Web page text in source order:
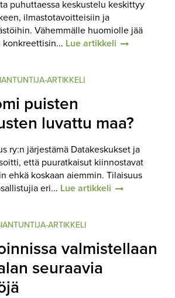
puhuttaessa keskustelu keskittyy
ilmastotavoitteisiin ja
Vähemmälle huomiolle jää
konkreettisin... Lue artikkeli
ARTIKKELI
puisten
luvattu maa?
ry:n järjestämä Datakeskukset ja
että puuratkaisut kiinnostavat
ehkä koskaan aiemmin. Tilaisuus
eri... Lue artikkeli
ARTIKKELI
valmistellaan
seuraavia